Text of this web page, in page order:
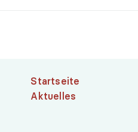
Startseite
Aktuelles